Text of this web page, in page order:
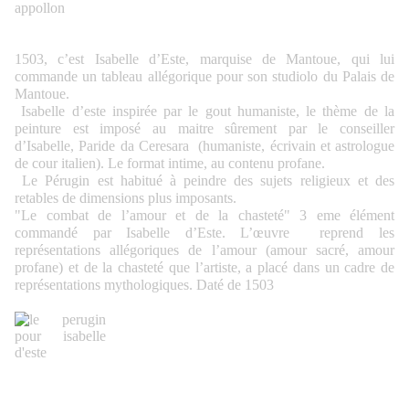
1503, c’est Isabelle d’Este, marquise de Mantoue, qui lui
commande un tableau allégorique pour son studiolo du Palais de
Mantoue.
Isabelle d’este inspirée par le gout humaniste, le thème de la
peinture est imposé au maitre sûrement par le conseiller
d’Isabelle, Paride da Ceresara (humaniste, écrivain et astrologue
de cour italien). Le format intime, au contenu profane.
Le Pérugin est habitué à peindre des sujets religieux et des
retables de dimensions plus imposants.
"Le combat de l’amour et de la chasteté" 3 eme élément
commandé par Isabelle d’Este. L’œuvre reprend les
représentations allégoriques de l’amour (amour sacré, amour
profane) et de la chasteté que l’artiste, a placé dans un cadre de
représentations mythologiques. Daté de 1503